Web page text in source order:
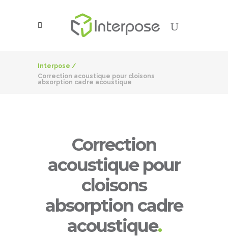
Interpose /
Correction acoustique pour cloisons
absorption cadre acoustique
Correction
acoustique pour
cloisons
absorption cadre
acoustique.